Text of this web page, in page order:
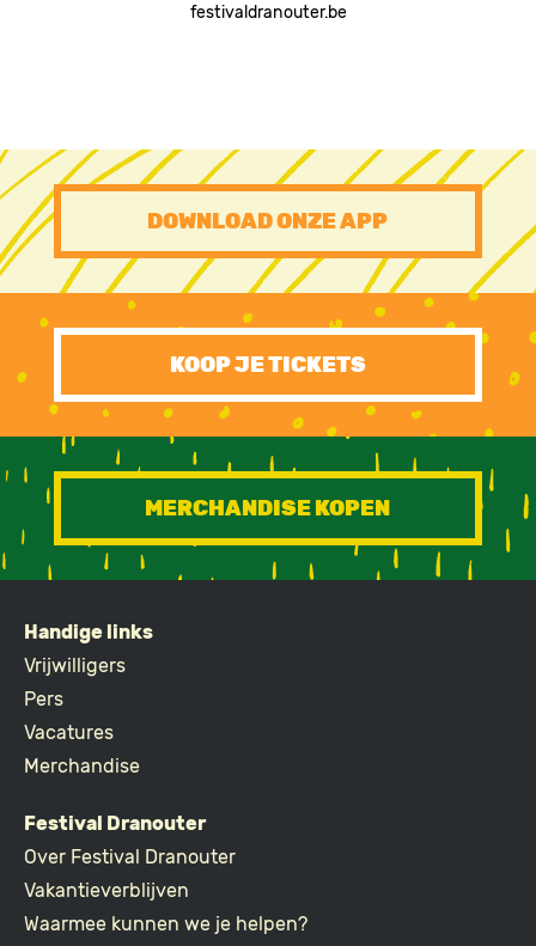
festivaldranouter.be
PRE
FOOTER
CTA
DOWNLOAD ONZE APP
KOOP JE TICKETS
MERCHANDISE KOPEN
FOOTER
Handige links
Vrijwilligers
Pers
Vacatures
Merchandise
Festival Dranouter
Over Festival Dranouter
Vakantieverblijven
Waarmee kunnen we je helpen?